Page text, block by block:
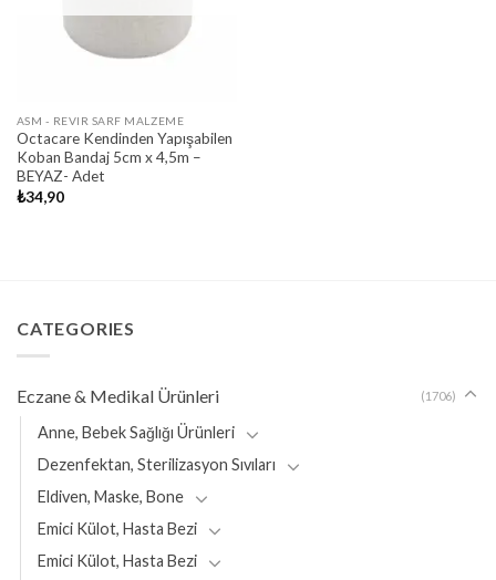
ASM - REVIR SARF MALZEME
Octacare Kendinden Yapışabilen
Koban Bandaj 5cm x 4,5m –
BEYAZ- Adet
₺34,90
CATEGORIES
Eczane & Medikal Ürünleri (1706)
Anne, Bebek Sağlığı Ürünleri
Dezenfektan, Sterilizasyon Sıvıları
Eldiven, Maske, Bone
Emici Külot, Hasta Bezi
Emici Külot, Hasta Bezi